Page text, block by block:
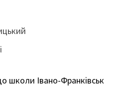
школи Івано-Франківськ